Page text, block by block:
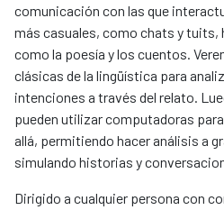
comunicación con las que
más casuales, como chats y
como la poesía y los cuentos.
clásicas de la lingüística para
intenciones a través del relato.
pueden utilizar computadoras
allá, permitiendo hacer análisis a
simulando historias y
Dirigido a cualquier persona con